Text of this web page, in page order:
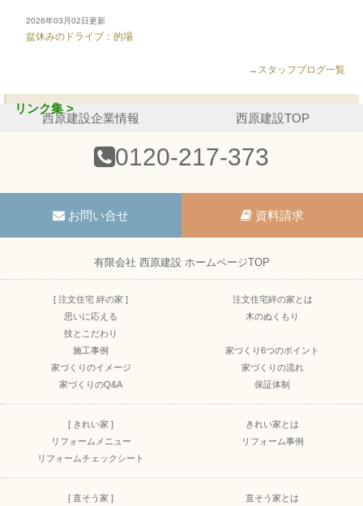
2026年03月02日更新
盆休みのドライブ：的場
→スタッフブログ一覧
リンク集 >
西原建設企業情報 西原建設TOP
0120-217-373
お問い合せ 資料請求
有限会社 西原建設 ホームページTOP
[ 注文住宅 絆の家 ]
注文住宅絆の家とは
思いに応える
木のぬくもり
技とこだわり
施工事例
家づくり6つのポイント
家づくりのイメージ
家づくりの流れ
家づくりのQ&A
保証体制
[ きれい家 ]
きれい家とは
リフォームメニュー
リフォーム事例
リフォームチェックシート
[ 直そう家 ]
直そう家とは